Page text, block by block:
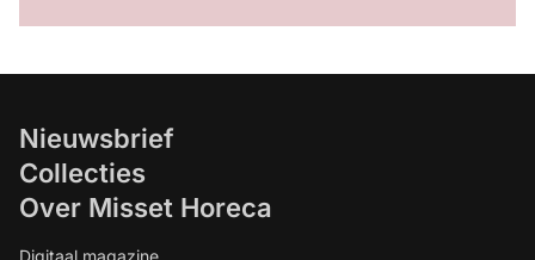
Nieuwsbrief
Collecties
Over Misset Horeca
Digitaal magazine